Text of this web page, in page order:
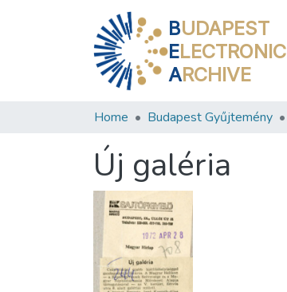
BUDAPEST
ELECTRONIC
ARCHIVE
Home Budapest Gyűjtemény
Új galéria